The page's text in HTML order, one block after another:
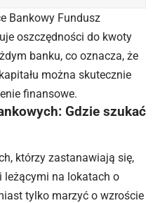
Bankowy Fundusz
oszczędności do kwoty
banku, co oznacza, że
można skutecznie
finansowe.
Gdzie szukać
którzy zastanawiają się,
leżącymi na lokatach o
tylko marzyć o wzroście